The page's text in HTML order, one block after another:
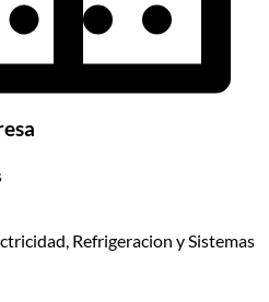
Refrigeracion y Sistemas